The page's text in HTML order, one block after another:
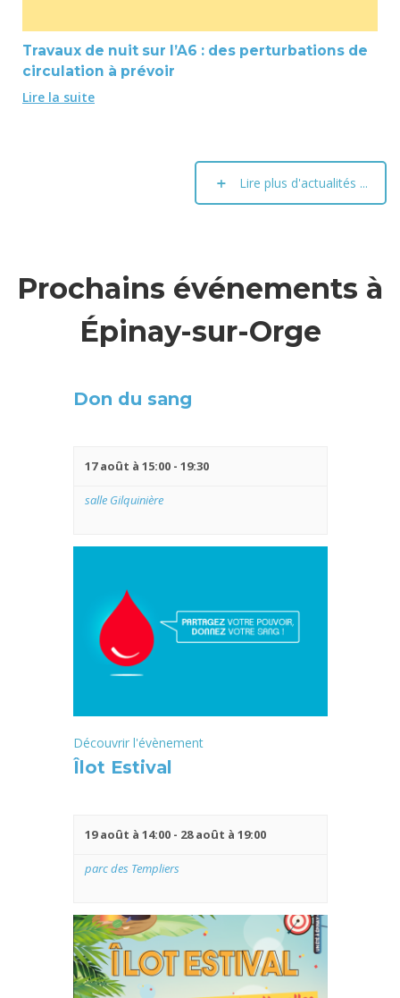
Travaux de nuit sur l’A6 : des perturbations de
circulation à prévoir
Lire la suite
Lire plus d'actualités ...
Prochains événements à
Épinay-sur-Orge
Don du sang
17 août à 15:00- 19:30
salle Gilquinière
Découvrir l'évènement
Îlot Estival
19 août à 14:00- 28 août à 19:00
parc des Templiers